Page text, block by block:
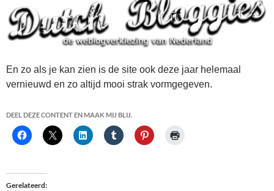
En zo als je kan zien is de site ook deze jaar helemaal
vernieuwd en zo altijd mooi strak vormgegeven.
DEEL DEZE CONTENT EN MAAK MIJ BLIJ.
Gerelateerd